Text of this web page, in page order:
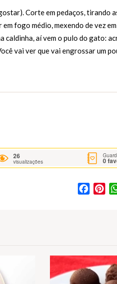
Corte em pedaços, tirando
fogo médio, mexendo de vez
caldinha, aí vem o pulo do gato:
vai ver que vai engrossar um
26
visualizações 0